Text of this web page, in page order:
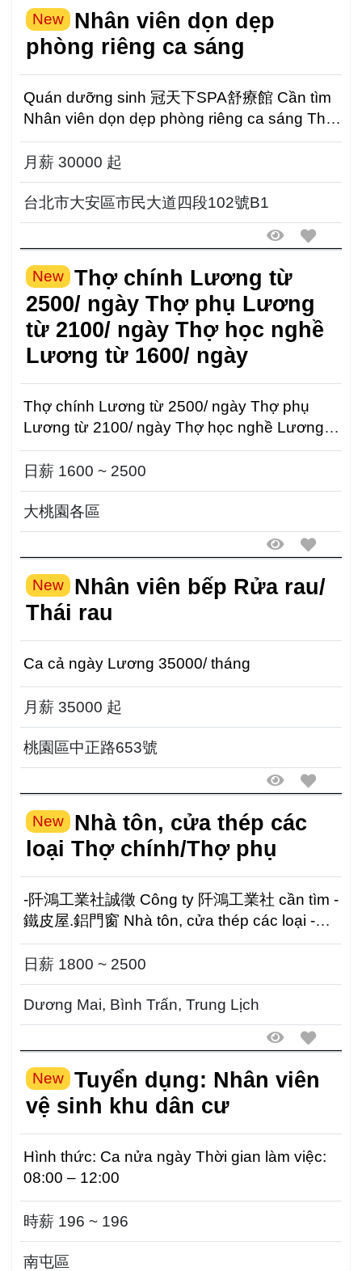
New
Nhân viên dọn dẹp
phòng riêng ca sáng
Quán dưỡng sinh 冠天下SPA舒療館 Cần tìm
Nhân viên dọn dẹp phòng riêng ca sáng Thời
gian: 09:00-17:00 ...
月薪 30000 起
台北市大安區市民大道四段102號B1
New
Thợ chính Lương từ
2500/ ngày Thợ phụ Lương
từ 2100/ ngày Thợ học nghề
Lương từ 1600/ ngày
Thợ chính Lương từ 2500/ ngày Thợ phụ
Lương từ 2100/ ngày Thợ học nghề Lương
từ 1600/ ngày ...
日薪 1600 ~ 2500
大桃園各區
New
Nhân viên bếp Rửa rau/
Thái rau
Ca cả ngày Lương 35000/ tháng
月薪 35000 起
桃園區中正路653號
New
Nhà tôn, cửa thép các
loại Thợ chính/Thợ phụ
-阡鴻工業社誠徵 Công ty 阡鴻工業社 cần tìm -
鐵皮屋.鋁門窗 Nhà tôn, cửa thép các loại -師
傅 Thợ chính -半技工 T...
日薪 1800 ~ 2500
Dương Mai, Bình Trấn, Trung Lịch
New
Tuyển dụng: Nhân viên
vệ sinh khu dân cư
Hình thức: Ca nửa ngày Thời gian làm việc:
08:00 – 12:00
時薪 196 ~ 196
南屯區